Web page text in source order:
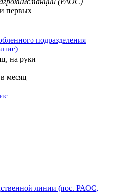
агрохимстанции (РАОС)
первых
подразделения
на руки
месяц
линии (пос. РАОС,